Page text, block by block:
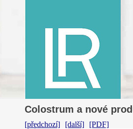
Colostrum a nové
[předchozí] [další] [PDF]